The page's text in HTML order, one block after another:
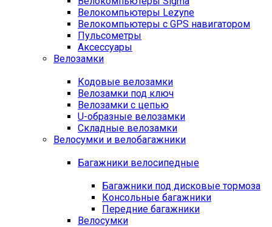
Велокомпьютеры Lezyne
Велокомпьютеры с GPS навигатором
Пульсометры
Аксессуары
Велозамки
Кодовые велозамки
Велозамки под ключ
Велозамки с цепью
U-образные велозамки
Складные велозамки
Велосумки и велобагажники
Багажники велосипедные
Багажники под дисковые тормоза
Консольные багажники
Передние багажники
Велосумки